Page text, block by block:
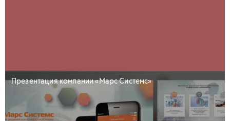
Презентация компании «Марс Системс»